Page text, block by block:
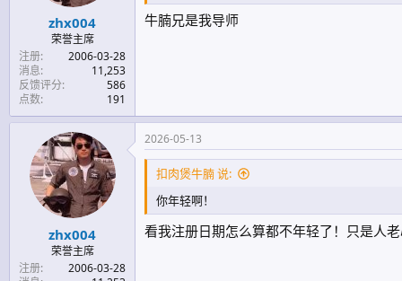
zhx004
荣誉主席
注册
2006-03-28
消息
11,253
反馈评分
586
点数
191
牛腩兄是我导师
zhx004
荣誉主席
注册
2006-03-28
2026-05-13
扣肉煲牛腩 说:
你年轻啊！
看我注册日期怎么算都不年轻了！只是人